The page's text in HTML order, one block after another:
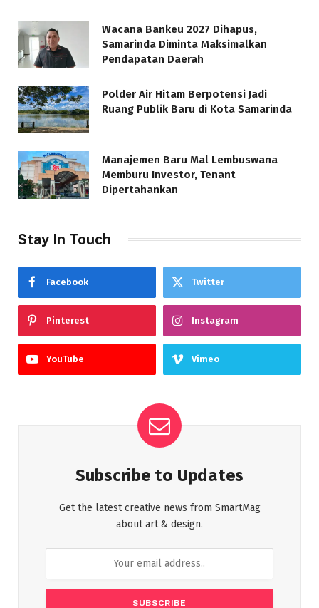
Wacana Bankeu 2027 Dihapus,
Samarinda Diminta Maksimalkan
Pendapatan Daerah
Polder Air Hitam Berpotensi Jadi
Ruang Publik Baru di Kota Samarinda
Manajemen Baru Mal Lembuswana
Memburu Investor, Tenant
Dipertahankan
Stay In Touch
Facebook Twitter
Pinterest Instagram
YouTube Vimeo
Subscribe to Updates
Get the latest creative news from SmartMag
about art & design.